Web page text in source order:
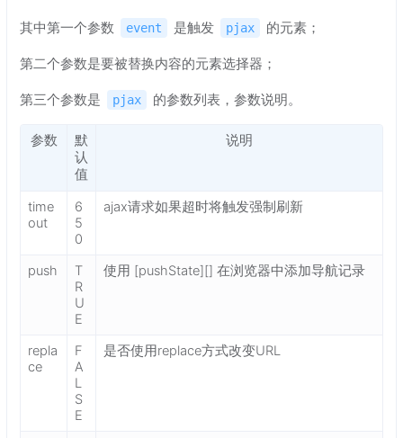
其中第一个参数 event 是触发 pjax 的元素；
第二个参数是要被替换内容的元素选择器；
第三个参数是 pjax 的参数列表，参数说明。
参数
默
认
值
说明
time
out
6
5
0
ajax请求如果超时将触发强制刷新
push
T
R
U
E
使用 [pushState][] 在浏览器中添加导航记录
repla
ce
F
A
L
S
E
是否使用replace方式改变URL